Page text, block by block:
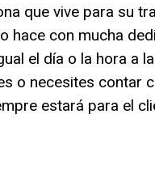
que vive para su
hace con mucha
el día o la hora a
o necesites contar
estará para el